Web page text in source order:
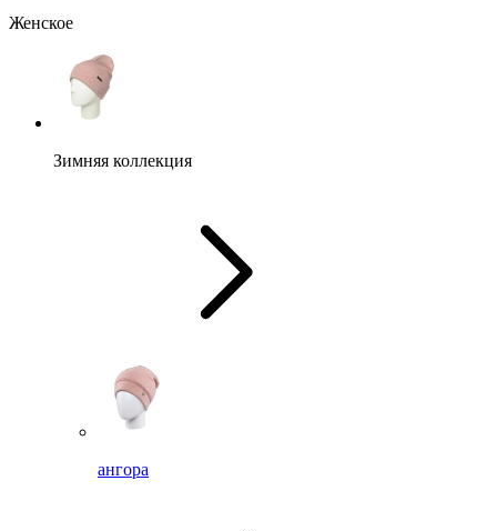
Женское
Зимняя коллекция
ангора